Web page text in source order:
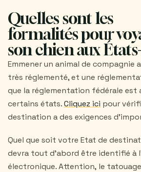
Quelles sont les
formalités pour
son chien aux
Emmener un animal de compagnie
très réglementé, et une
que la réglementation fédérale est
certains états.Cliquez ici pour
destination a des exigences
Quel que soit votre Etat de
devra tout d'abord être identifié à
électronique. Attention, le